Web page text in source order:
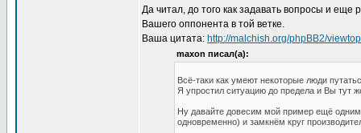
Да читал, до того как задавать вопросы и
Вашего оппонента в той ветке.
Ваша цитата: http://malchish.org/phpBB2/
maxon писал(а):
Всё-таки как умеют некоторые люди
Я упростил ситуацию до предела и Вы тут
Ну давайте довесим мой пример ещё
одновременно) и замкнём круг